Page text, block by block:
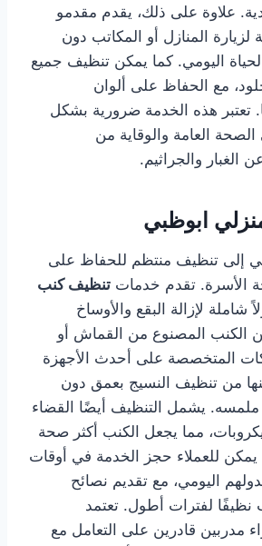
علاوة على ذلك، يقدم مقدمو
لزيارة المنازل أو المكاتب دون
الحياة اليومي. كما يمكن تنظيف جميع
مع الحفاظ على ألوان
تعتبر هذه الخدمة ضرورية بشكل
العامة والوقاية من
الغبار والجراثيم.
ابوظبي
إلى تنظيف منتظم للحفاظ على
الأسرة. تقدم خدمات تنظيف كنب
شاملة لإزالة البقع والأوساخ
الكنب المصنوع من القماش أو
المتخصصة على أحدث الأجهزة
من تنظيف النسيج بعمق دون
ملمسه. يشمل التنظيف أيضًا القضاء
مما يجعل الكنب أكثر صحة
يمكن للعملاء حجز الخدمة في أوقات
اليومي، مع تقديم نصائح
لفترات أطول. تعتمد
مدربين قادرين على التعامل مع